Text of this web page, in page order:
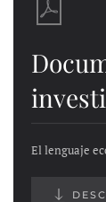
El lenguaje